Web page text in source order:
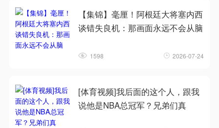
【集锦】毫厘！阿根廷大将塞内西
谈错失良机：那画面永远不会从脑
1598 2026-07-24
[体育视频]我后面的这个人，跟我
说他是NBA总冠军？兄弟们真